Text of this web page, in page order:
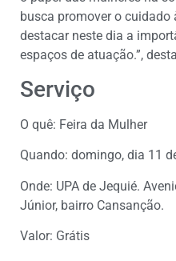
busca promover o cuidado
destacar neste dia a
espaços de atuação.”,
Serviço
O quê: Feira da Mulher
Quando: domingo, dia 11
Onde: UPA de Jequié.
Júnior, bairro Cansanção.
Valor: Grátis